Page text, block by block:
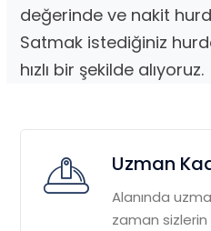
değerinde ve nakit
Satmak istediğiniz
hızlı bir şekilde alıyoruz.
Uzman
Alanında
zaman